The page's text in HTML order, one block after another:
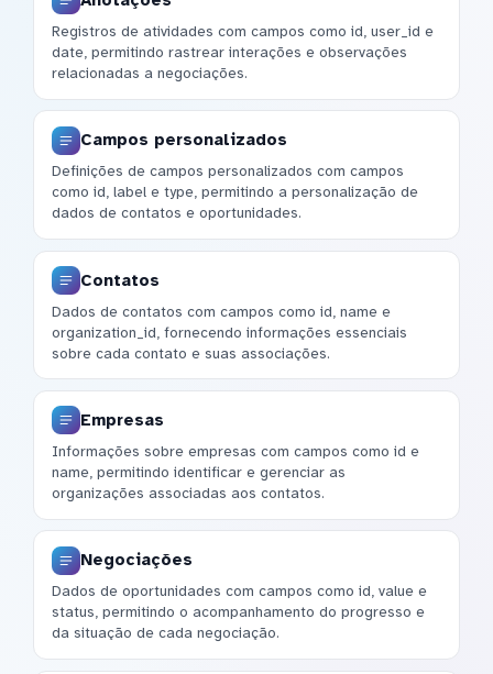
Registros de atividades com campos como id, user_id e
date, permitindo rastrear interações e observações
relacionadas a negociações.
Campos personalizados
Definições de campos personalizados com campos
como id, label e type, permitindo a personalização de
dados de contatos e oportunidades.
Contatos
Dados de contatos com campos como id, name e
organization_id, fornecendo informações essenciais
sobre cada contato e suas associações.
Empresas
Informações sobre empresas com campos como id e
name, permitindo identificar e gerenciar as
organizações associadas aos contatos.
Negociações
Dados de oportunidades com campos como id, value e
status, permitindo o acompanhamento do progresso e
da situação de cada negociação.